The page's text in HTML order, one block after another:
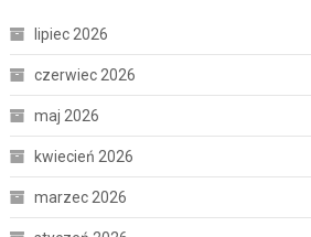
lipiec 2026
czerwiec 2026
maj 2026
kwiecień 2026
marzec 2026